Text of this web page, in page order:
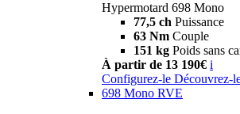
Hypermotard 698 Mono
77,5 ch Puissance
63 Nm Couple
151 kg Poids sans
À partir de 13 190€ i
Configurez-le Découvrez-
698 Mono RVE